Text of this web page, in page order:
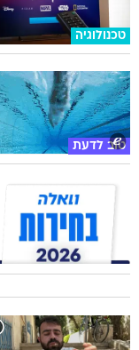
טכנולוגיה
טוב לדעת